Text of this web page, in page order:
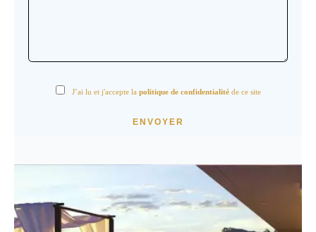
J’ai lu et j'accepte la politique de confidentialitéde ce site
ENVOYER